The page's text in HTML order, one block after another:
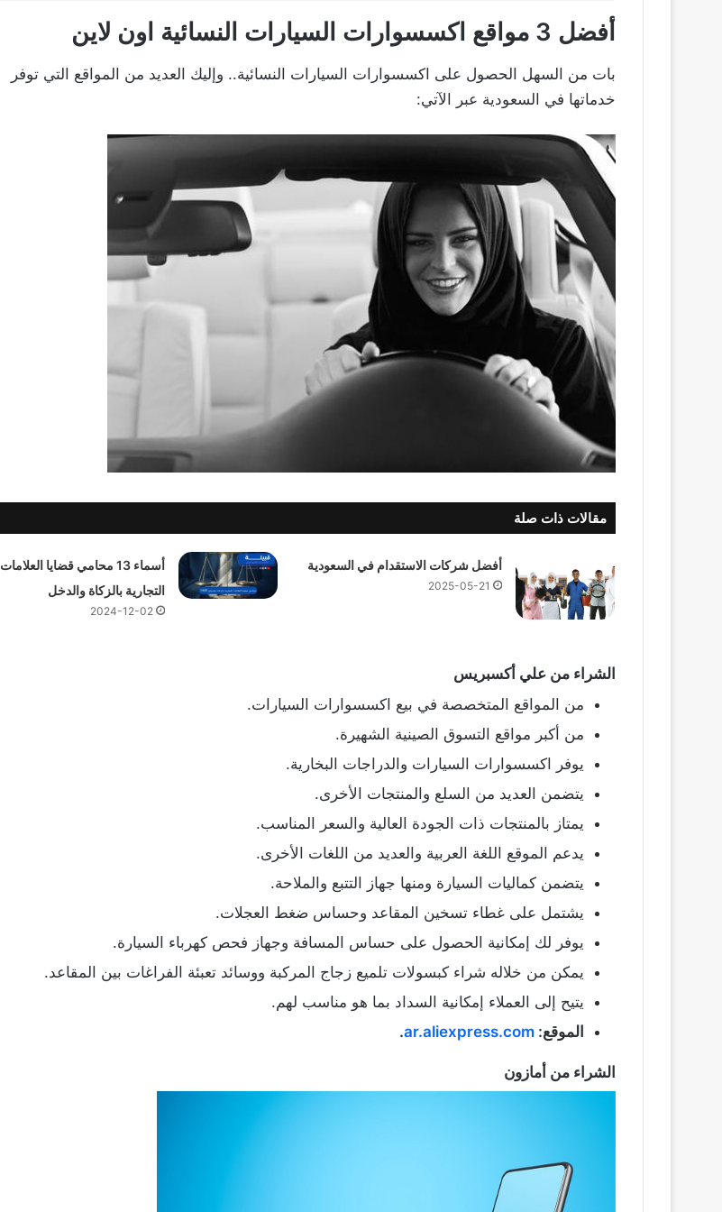
أفضل 3 مواقع اكسسوارات السيارات النسائية اون لاين
بات من السهل الحصول على اكسسوارات السيارات النسائية.. وإليك العديد من المواقع التي توفر
خدماتها في السعودية عبر الآتي:
مقالات ذات صلة
أفضل شركات الاستقدام في السعودية
2025-05-21
أسماء 13 محامي قضايا العلامات
التجارية بالزكاة والدخل
2024-12-02
الشراء من علي أكسبريس
من المواقع المتخصصة في بيع اكسسوارات السيارات.
من أكبر مواقع التسوق الصينية الشهيرة.
يوفر اكسسوارات السيارات والدراجات البخارية.
يتضمن العديد من السلع والمنتجات الأخرى.
يمتاز بالمنتجات ذات الجودة العالية والسعر المناسب.
يدعم الموقع اللغة العربية والعديد من اللغات الأخرى.
يتضمن كماليات السيارة ومنها جهاز التتبع والملاحة.
يشتمل على غطاء تسخين المقاعد وحساس ضغط العجلات.
يوفر لك إمكانية الحصول على حساس المسافة وجهاز فحص كهرباء السيارة.
يمكن من خلاله شراء كبسولات تلميع زجاج المركبة ووسائد تعبئة الفراغات بين المقاعد.
يتيح إلى العملاء إمكانية السداد بما هو مناسب لهم.
الموقع: ar.aliexpress.com
.
الشراء من أمازون